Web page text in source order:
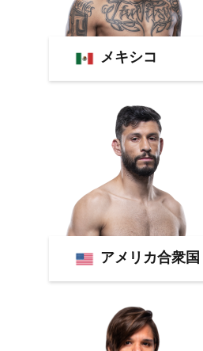
メキシコ
アメリカ合衆国